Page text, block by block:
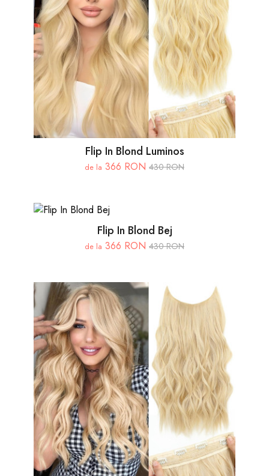
Flip In Blond Luminos
de la 366 RON 430 RON
Flip In Blond Bej
de la 366 RON 430 RON